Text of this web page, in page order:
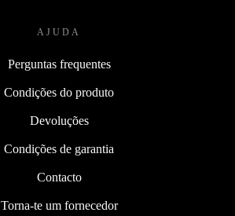
AJUDA
Perguntas frequentes
Condições do produto
Devoluções
Condições de garantia
Contacto
Torna-te um fornecedor